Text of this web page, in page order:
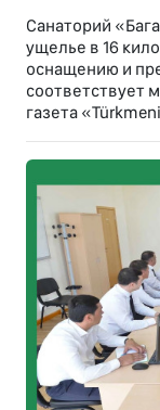
Санаторий
ущелье в 16
оснащению и
соответствует
газета